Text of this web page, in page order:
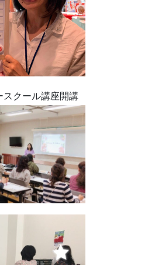
クール講座開講